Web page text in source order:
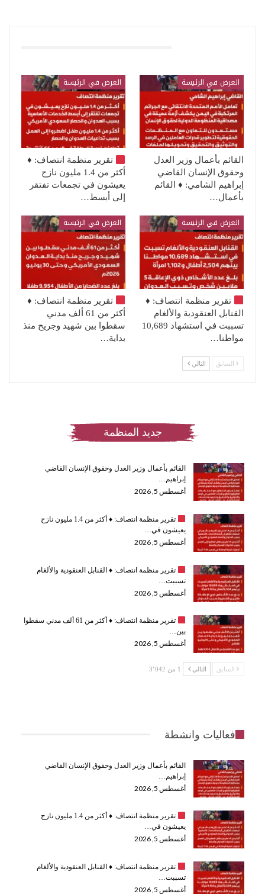
العرض في الرئيسة
القائم بأعمال وزير العدل
وحقوق الإنسان القاضي
إبراهيم الشامي: ♦️ القائم
بأعمال…
العرض في الرئيسة
تقرير منظمة انتصاف: ♦️
أكثر من 1.4 مليون نازح
يعيشون في تجمعات تفتقر
إلى أبسط…
العرض في الرئيسة
تقرير منظمة انتصاف: ♦️
القنابل العنقودية والألغام
تسببت في استشهاد 10,689
مواطنا…
العرض في الرئيسة
تقرير منظمة انتصاف: ♦️
أكثر من 61 ألف مدني
سقطوا بين شهيد وجريح منذ
بداية…
السابق التالي
جديد المنظمة
القائم بأعمال وزير العدل وحقوق الإنسان القاضي
إبراهيم…
أغسطس 5, 2026
تقرير منظمة انتصاف: ♦️
أكثر من 1.4 مليون نازح
يعيشون في…
أغسطس 5, 2026
تقرير منظمة انتصاف: ♦️القنابل العنقودية والألغام
تسببت…
أغسطس 5, 2026
تقرير منظمة انتصاف: ♦️
أكثر من 61 ألف مدني سقطوا
بين…
أغسطس 5, 2026
السابق التالي 1 من 3٬042
فعاليات وانشطة
القائم بأعمال وزير العدل وحقوق الإنسان القاضي
إبراهيم…
أغسطس 5, 2026
تقرير منظمة انتصاف: ♦️
أكثر من 1.4 مليون نازح
يعيشون في…
أغسطس 5, 2026
تقرير منظمة انتصاف: ♦️القنابل العنقودية والألغام
تسببت…
أغسطس 5, 2026